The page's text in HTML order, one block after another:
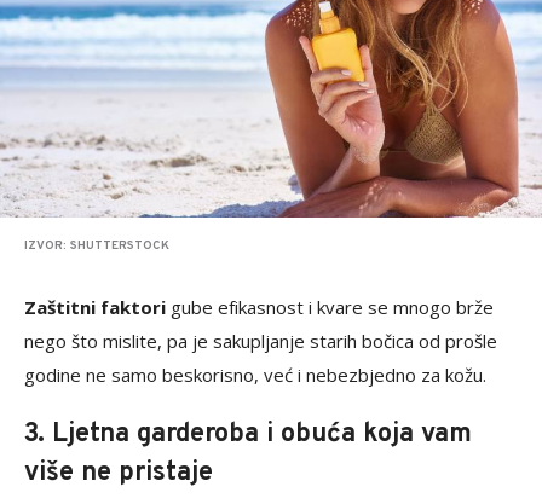
IZVOR: SHUTTERSTOCK
Zaštitni faktori gube efikasnost i kvare se mnogo brže
nego što mislite, pa je sakupljanje starih bočica od prošle
godine ne samo beskorisno, već i nebezbjedno za kožu.
3. Ljetna garderoba i obuća koja vam
više ne pristaje